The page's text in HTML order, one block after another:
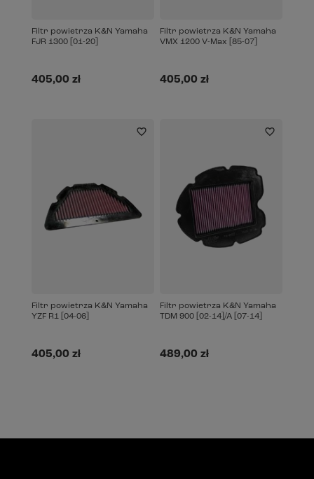
Filtr powietrza K&N Yamaha
FJR 1300 [01-20]
405,00 zł
Filtr powietrza K&N Yamaha
VMX 1200 V-Max [85-07]
405,00 zł
Filtr powietrza K&N Yamaha
YZF R1 [04-06]
405,00 zł
Filtr powietrza K&N Yamaha
TDM 900 [02-14]/A [07-14]
489,00 zł